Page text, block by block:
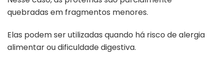
quebradas em fragmentos menores.
Elas podem ser utilizadas quando há risco de alergia
alimentar ou dificuldade digestiva.